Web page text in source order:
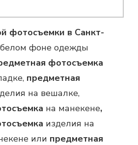
фотосъемки в Санкт-
фоне одежды
фотосъемка
предметная
на вешалке,
на манекене,
изделия на
или предметная